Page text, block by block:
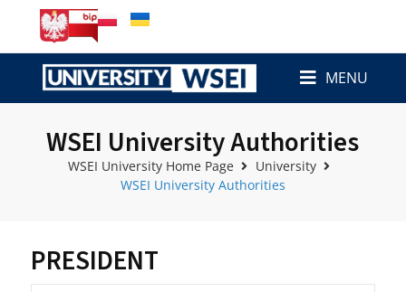
MENU
WSEI University Authorities
WSEI University Home Page
University
WSEI University Authorities
PRESIDENT